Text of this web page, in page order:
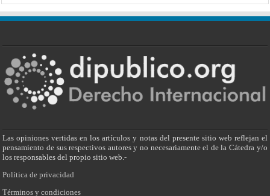
Las opiniones vertidas en los artículos y notas del presente sitio web reflejan el
pensamiento de sus respectivos autores y no necesariamente el de la Cátedra y/o
los responsables del propio sitio web.-
Política de privacidad
Términos y condiciones